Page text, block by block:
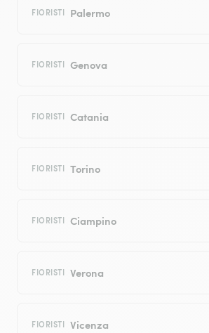
FIORISTI Palermo
FIORISTI Genova
FIORISTI Catania
FIORISTI Torino
FIORISTI Ciampino
FIORISTI Verona
FIORISTI Vicenza